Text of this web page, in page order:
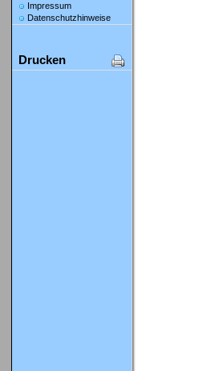
Impressum
Datenschutzhinweise
Drucken